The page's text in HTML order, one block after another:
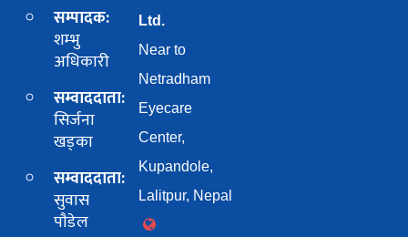
सम्पादक:
शम्भु
अधिकारी
सम्वाददाता:
सिर्जना
खड्का
सम्वाददाता:
सुवास
पाैडेल
Ltd.
Near to
Netradham
Eyecare
Center,
Kupandole,
Lalitpur, Nepal